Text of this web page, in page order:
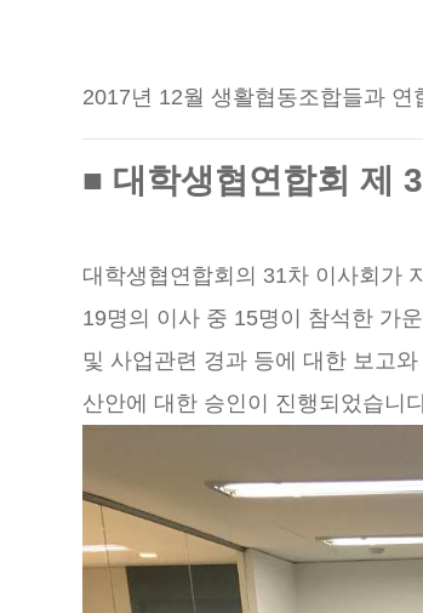
2017년 12월 생활협동조합들과
■ 대학생협연합회 제
대학생협연합회의 31차 이사회가
19명의 이사 중 15명이 참석한 가
및 사업관련 경과 등에 대한 보고
산안에 대한 승인이 진행되었습니